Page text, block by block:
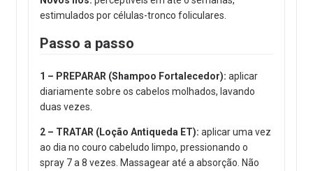
estimulados por células-tronco foliculares.
Passo a passo
1 – PREPARAR (Shampoo Fortalecedor): aplicar
diariamente sobre os cabelos molhados, lavando
duas vezes.
2 – TRATAR (Loção Antiqueda ET): aplicar uma vez
ao dia no couro cabeludo limpo, pressionando o
spray 7 a 8 vezes. Massagear até a absorção. Não